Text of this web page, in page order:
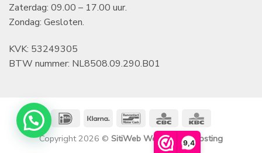
9,4
Zaterdag: 09.00 – 17.00 uur.
Zondag: Gesloten.
KVK: 53249305
BTW nummer: NL8508.09.290.B01
IDeal Klarna BancontactCBC
Copyright 2026 © SitiWeb Websites en Hosting